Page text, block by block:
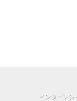
インターンシ